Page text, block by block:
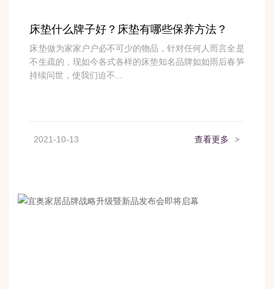
床垫什么牌子好？床垫有哪些保养方法？
床垫做为家家户户必不可少的物品，针对任何人而言全是
不生疏的，现如今各式各样的床垫知名品牌如如雨后春笋
持续问世，使我们迫不...
2021-10-13 查看更多 >